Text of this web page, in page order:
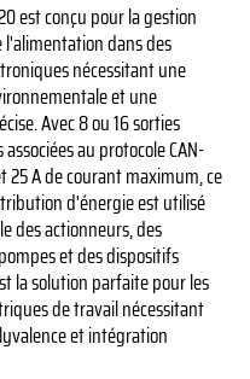
est conçu pour la gestion
dans des
nécessitant une
et une
Avec 8 ou 16 sorties
au protocole CAN-
25 A de courant maximum, ce
d'énergie est utilisé
des actionneurs, des
et des dispositifs
la solution parfaite pour les
de travail nécessitant
et intégration